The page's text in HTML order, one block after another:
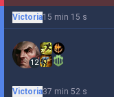
Victoria15 min 15 s
12
Victoria37 min 52 s